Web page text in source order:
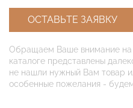
ОСТАВЬТЕ ЗАЯВКУ
Обращаем Ваше внимание на
каталоге представлены
не нашли нужный Вам товар
особенные пожелания -